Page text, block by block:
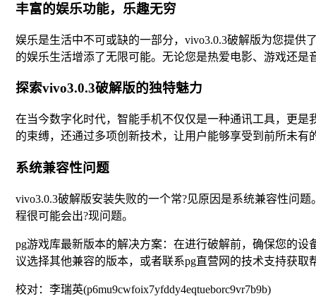
丰富的娱乐功能，乐趣无穷
娱乐是生活中不可或缺的一部分，vivo3.0.3破解版为您提
的娱乐生活增添了无限可能。无论您是热爱电影、游戏还是
探索vivo3.0.3破解版的独特魅力
在当今数字化时代，智能手机不仅仅是一种通讯工具，更
的束缚，还通过多项创新技术，让用户能够享受到前所未有
系统兼容性问题
vivo3.0.3破解版安装失败的一个常?见原因是系统兼容性问
程很可能会出?现问题。
pg游戏库最新版本的解决方案：在进行破解前，确保您的
议选择其他兼容的版本，或者联系pg直营网的技术支持获取
校对：李瑞英(p6mu9cwfoix7yfddy4eqtueborc9vr7b9b)